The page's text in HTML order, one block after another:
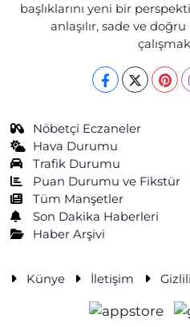
başlıklarını yeni bir
anlaşılır, sade ve
Nöbetçi Eczaneler
Hava Durumu
Trafik Durumu
Puan Durumu ve Fikstür
Tüm Manşetler
Son Dakika Haberleri
Haber Arşivi
Künye İletişim